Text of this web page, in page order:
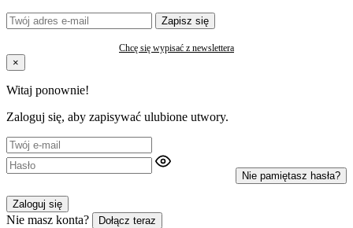
Zapisz się
Chcę się wypisać z newslettera
×
Witaj ponownie!
Zaloguj się, aby zapisywać ulubione utwory.
Nie pamiętasz hasła?
Zaloguj się
Nie masz konta? Dołącz teraz